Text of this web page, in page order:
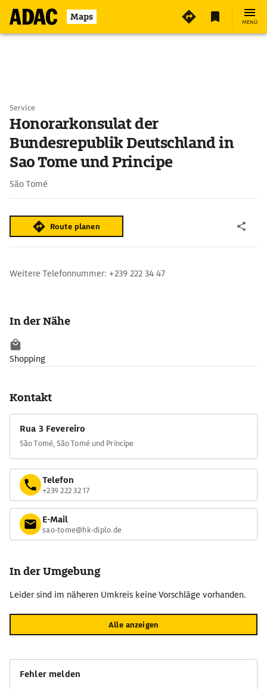
Maps MENÜ
Service
Honorarkonsulat der
Bundesrepublik Deutschland in
Sao Tome und Principe
São Tomé
Route planen
Weitere Telefonnummer: +239 222 34 47
In der Nähe
Shopping
Kontakt
Rua 3 Fevereiro
São Tomé, São Tomé und Príncipe
Telefon
+239 222 32 17
E-Mail
sao-tome@hk-diplo.de
In der Umgebung
Leider sind im näheren Umkreis keine Vorschläge vorhanden.
Alle anzeigen
Fehler melden